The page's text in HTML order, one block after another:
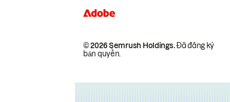
© 2026 Semrush Holdings.Đã đăng ký
bản quyền.